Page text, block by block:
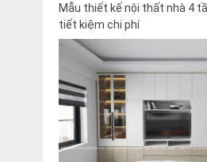
Mẫu thiết kế nội thất nhà 4
tiết kiệm chi phí